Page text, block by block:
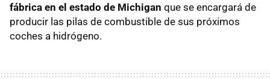
fábrica en el estado de Michigan que se encargará de
producir las pilas de combustible de sus próximos
coches a hidrógeno.